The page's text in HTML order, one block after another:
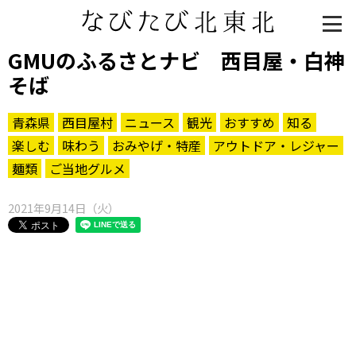
GMUのふるさとナビ 西目屋・白神
そば
青森県 西目屋村 ニュース 観光 おすすめ
知る
楽しむ
味わう おみやげ・特産
アウトドア・レジャー
麺類
ご当地グルメ
2021年9月14日（火）
知る一覧
世界遺産
文化・歴史
パワースポット
ミステリー